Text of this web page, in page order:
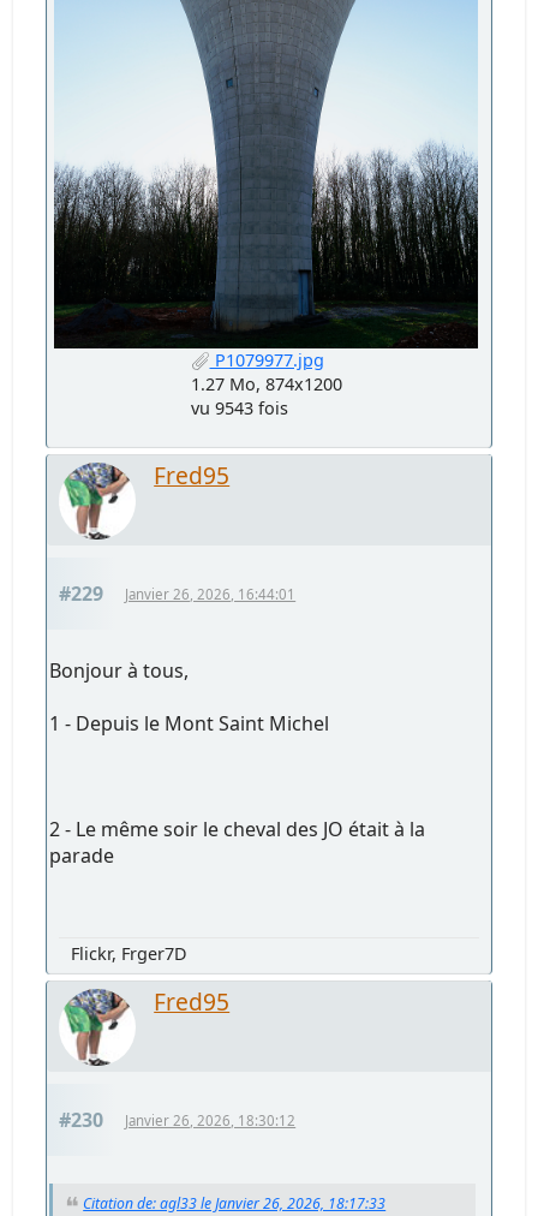
P1079977.jpg
1.27 Mo, 874x1200
vu 9543 fois
Fred95
#229 Janvier 26, 2026, 16:44:01
Bonjour à tous,
1 - Depuis le Mont Saint Michel
2 - Le même soir le cheval des JO était à la
parade
Flickr, Frger7D
Fred95
#230 Janvier 26, 2026, 18:30:12
Citation de: agl33 le Janvier 26, 2026, 18:17:33